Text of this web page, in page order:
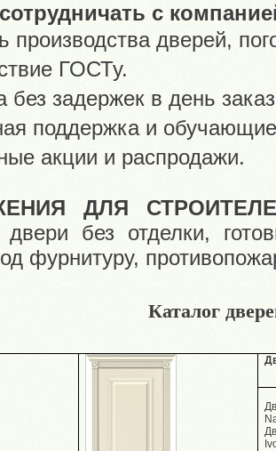
с
производства дверей,
ГОСТу.
без задержек в день
поддержка и
акции и распродажи.
ДЛЯ
двери без отделки,
фурнитуру,
Каталог